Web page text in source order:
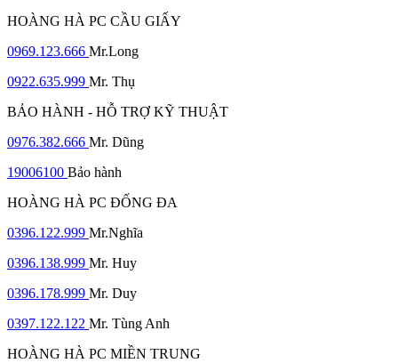
HOÀNG HÀ PC CẦU GIẤY
0969.123.666 Mr.Long
0922.635.999 Mr. Thụ
BẢO HÀNH - HỖ TRỢ KỸ THUẬT
0976.382.666 Mr. Dũng
19006100 Bảo hành
HOÀNG HÀ PC ĐỐNG ĐA
0396.122.999 Mr.Nghĩa
0396.138.999 Mr. Huy
0396.178.999 Mr. Duy
0397.122.122 Mr. Tùng Anh
HOÀNG HÀ PC MIỀN TRUNG